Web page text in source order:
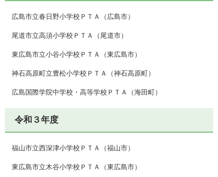
広島市立春日野小学校ＰＴＡ（広島市）
尾道市立高須小学校ＰＴＡ（尾道市）
東広島市立小谷小学校ＰＴＡ（東広島市）
神石高原町立豊松小学校ＰＴＡ（神石高原町）
広島国際学院中学校・高等学校ＰＴＡ（海田町）
令和３年度
福山市立西深津小学校ＰＴＡ（福山市）
東広島市立木谷小学校ＰＴＡ（東広島市）